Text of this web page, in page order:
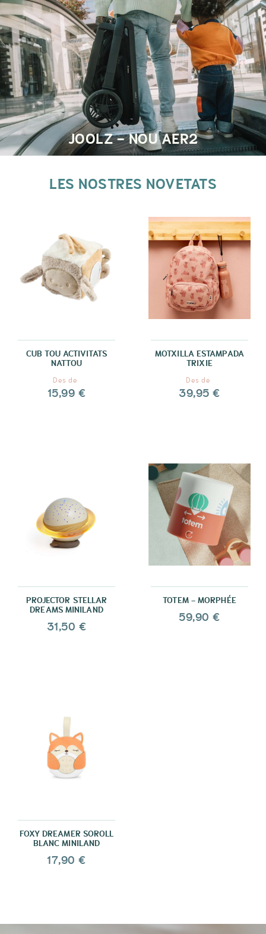
JOOLZ - NOU AER2
LES NOSTRES NOVETATS
CUB TOU ACTIVITATS
NATTOU
Des de
15,99 €
MOTXILLA ESTAMPADA
TRIXIE
Des de
39,95 €
PROJECTOR STELLAR
DREAMS MINILAND
31,50 €
TOTEM - MORPHÉE
59,90 €
FOXY DREAMER SOROLL
BLANC MINILAND
17,90 €